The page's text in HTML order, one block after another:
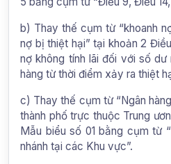
b) Thay thế cụm từ “khoanh
nợ bị thiệt hại” tại khoản 2
nợ không tính lãi đối với số
hàng từ thời điểm xảy ra thiệt
c) Thay thế cụm từ “Ngân
thành phố trực thuộc Trung
Mẫu biểu số 01 bằng cụm từ
nhánh tại các Khu vực”.